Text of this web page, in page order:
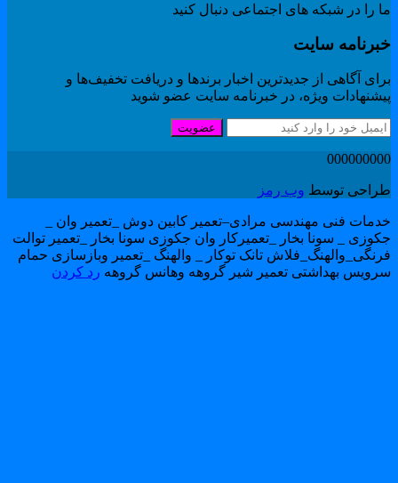
را در شبکه های اجتماعی دنبال کنید
سایت
آگاهی از جدیدترین اخبار برندها و دریافت تخفیف‌ها و
ویژه، در خبرنامه سایت عضو شوید
عضویت
توسطوب رمز
فنی مهندسی مرادی–تعمیر کابین دوش _تعمیر وان _
_ سونا بخار _تعمیرکار وان جکوزی سونا بخار _تعمیر توالت
تانک توکار _ والهنگ _تعمیر وبازسازی حمام
بهداشتی تعمیر شیر گروهه وهانس گروههرد کردن